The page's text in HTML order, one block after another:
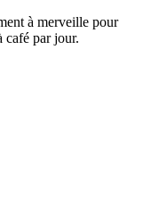
à merveille pour
café par jour.